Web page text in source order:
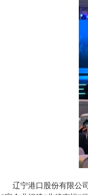
辽宁港口股份有限公司